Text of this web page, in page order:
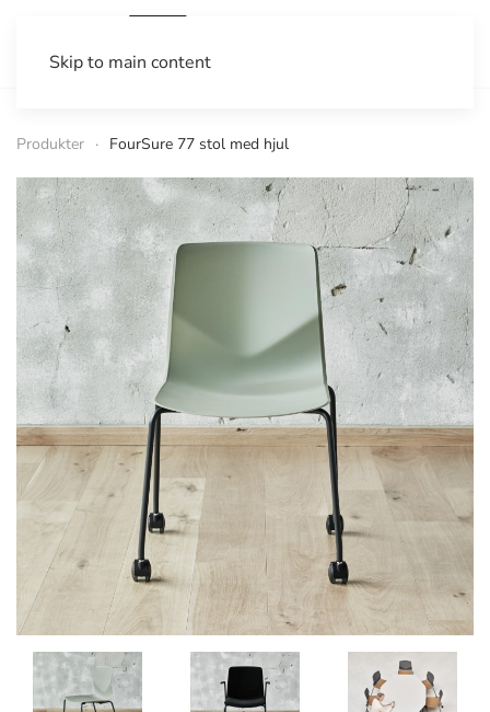
Skip to main content
Produkter FourSure 77 stol med hjul